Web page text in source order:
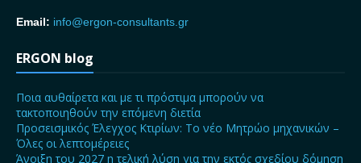
Email: info@ergon-consultants.gr
ERGON blog
Ποια αυθαίρετα και με τι πρόστιμα μπορούν να
τακτοποιηθούν την επόμενη διετία
Προσεισμικός Έλεγχος Κτιρίων: Το νέο Μητρώο μηχανικών –
Όλες οι λεπτομέρειες
Άνοιξη του 2027 η τελική λύση για την εκτός σχεδίου δόμηση